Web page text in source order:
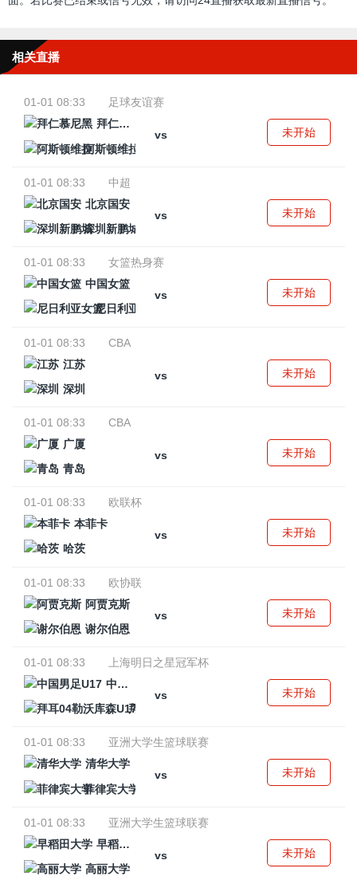
相关直播
01-01 08:33
足球友谊赛
拜仁慕尼黑
vs
阿斯顿维拉
未开始
01-01 08:33
中超
北京国安
vs
深圳新鹏城
未开始
01-01 08:33
女篮热身赛
中国女篮
vs
尼日利亚女篮
未开始
01-01 08:33
CBA
江苏
vs
深圳
未开始
01-01 08:33
CBA
广厦
vs
青岛
未开始
01-01 08:33
欧联杯
本菲卡
vs
哈茨
未开始
01-01 08:33
欧协联
阿贾克斯
vs
谢尔伯恩
未开始
01-01 08:33
上海明日之星冠军杯
中国男足U17
vs
拜耳04勒沃库森U17
未开始
01-01 08:33
亚洲大学生篮球联赛
清华大学
vs
菲律宾大学
未开始
01-01 08:33
亚洲大学生篮球联赛
早稻田大学
vs
高丽大学
未开始